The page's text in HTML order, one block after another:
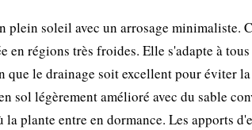
plein soleil avec un arrosage minimaliste.
régions très froides. Elle s'adapte à
le drainage soit excellent pour éviter
sol légèrement amélioré avec du sable
plante entre en dormance. Les apports